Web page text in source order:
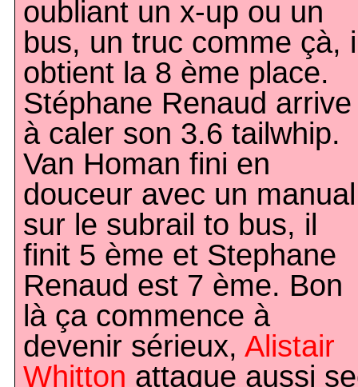
oubliant un x-up ou un
bus, un truc comme çà,
obtient la 8 ème place.
Stéphane Renaud arrive
à caler son 3.6 tailwhip.
Van Homan fini en
douceur avec un manual
sur le subrail to bus, il
finit 5 ème et Stephane
Renaud est 7 ème. Bon
là ça commence à
devenir sérieux, Alistair
Whitton attaque aussi